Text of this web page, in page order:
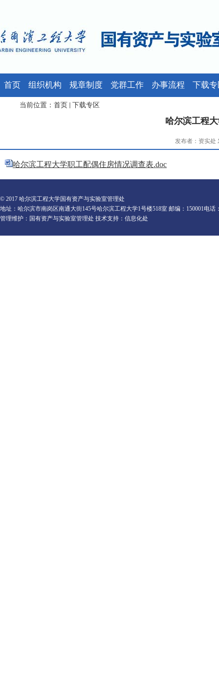
首页 组织机构 规章制度 党群工作 办事流程 下载
当前位置： 首页 下载专区
哈尔滨工程
发布者：资实处
哈尔滨工程大学职工配偶住房情况调查表.doc
© 2017 哈尔滨工程大学国有资产与实验室管理处
地址：哈尔滨市南岗区南通大街145号哈尔滨工程大学1号楼518室 邮编：150001电话
管理维护：国有资产与实验室管理处 技术支持：信息化处